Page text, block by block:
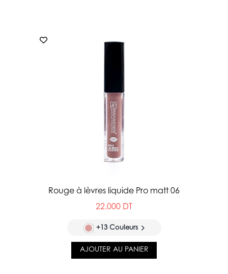
Rouge à lèvres liquide Pro matt 06
22.000 DT
+13 Couleurs
AJOUTER AU PANIER